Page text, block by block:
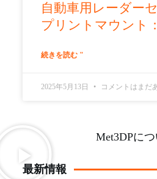
自動車用レーダー
プリントマウント
続きを読む "
2025年5月13日 コメントはまだ
Met3DPに
最新情報